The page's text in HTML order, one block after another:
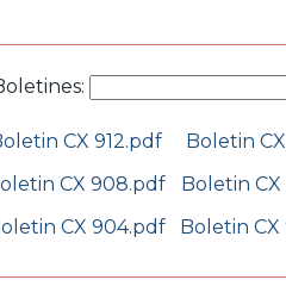
CX 912.pdf
Boletin
CX 908.pdf
Boletin
CX 904.pdf Boletin